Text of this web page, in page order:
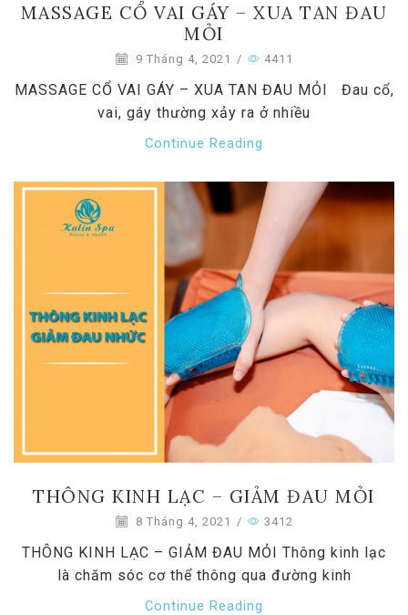
MASSAGE CỔ VAI GÁY – XUA TAN ĐAU
MỎI
9 Tháng 4, 2021 / 4411
MASSAGE CỔ VAI GÁY – XUA TAN ĐAU MỎI Đau cổ,
vai, gáy thường xảy ra ở nhiều
Continue Reading
THÔNG KINH LẠC – GIẢM ĐAU MỎI
8 Tháng 4, 2021 / 3412
THÔNG KINH LẠC – GIẢM ĐAU MỎI Thông kinh lạc
là chăm sóc cơ thể thông qua đường kinh
Continue Reading